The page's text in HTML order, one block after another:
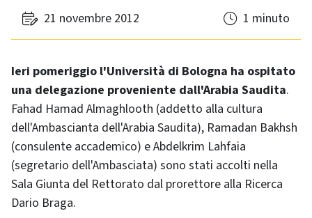
21 novembre 2012 1 minuto
Ieri pomeriggio l'Università di Bologna ha ospitato
una delegazione proveniente dall'Arabia Saudita.
Fahad Hamad Almaghlooth (addetto alla cultura
dell'Ambascianta dell'Arabia Saudita), Ramadan Bakhsh
(consulente accademico) e Abdelkrim Lahfaia
(segretario dell'Ambasciata) sono stati accolti nella
Sala Giunta del Rettorato dal prorettore alla Ricerca
Dario Braga.